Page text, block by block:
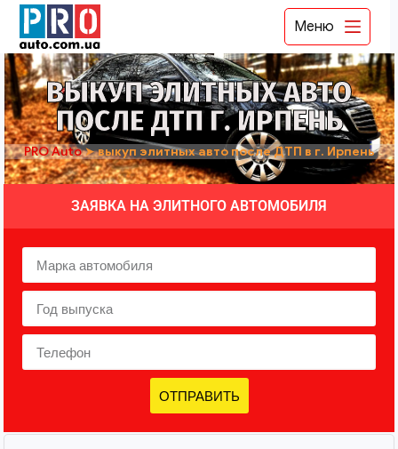
Меню
ВЫКУП ЭЛИТНЫХ АВТО
ПОСЛЕ ДТП Г. ИРПЕНЬ
PRO Auto➤выкуп элитных авто после ДТП в г. Ирпень
ЗАЯВКА НА ЭЛИТНОГО АВТОМОБИЛЯ
ОТПРАВИТЬ